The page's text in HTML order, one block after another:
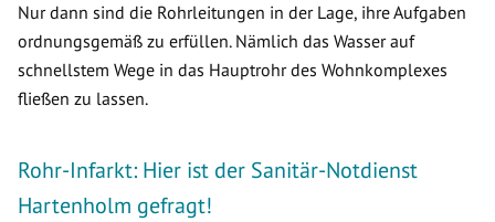
Nur dann sind die Rohrleitungen in der Lage, ihre Aufgaben
ordnungsgemäß zu erfüllen. Nämlich das Wasser auf
schnellstem Wege in das Hauptrohr des Wohnkomplexes
fließen zu lassen.
Rohr-Infarkt: Hier ist der Sanitär-Notdienst
Hartenholm gefragt!